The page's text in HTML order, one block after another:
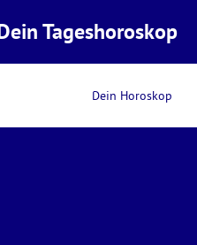
Dein Horoskop
Tageshoroskop